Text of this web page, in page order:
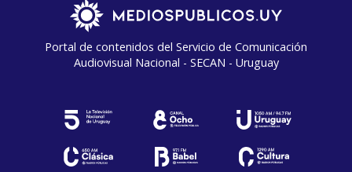
Portal de contenidos del Servicio de Comunicación
Audiovisual Nacional - SECAN - Uruguay